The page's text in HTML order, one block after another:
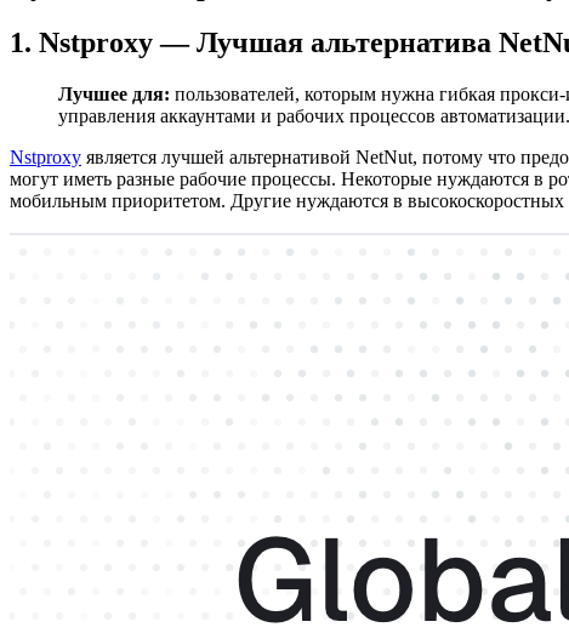
1. Nstproxy — Лучшая альтернатива
Лучшее для: пользователей, которым нужна гибкая
управления аккаунтами и рабочих процессов автоматизации.
Nstproxy является лучшей альтернативой NetNut, потому что
могут иметь разные рабочие процессы. Некоторые нуждаются в
мобильным приоритетом. Другие нуждаются в